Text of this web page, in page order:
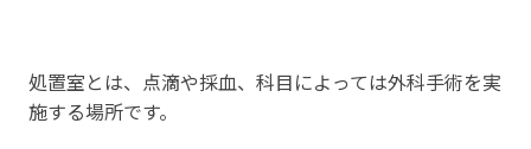
処置室とは、点滴や採血、科目によっては外科手術を実
施する場所です。